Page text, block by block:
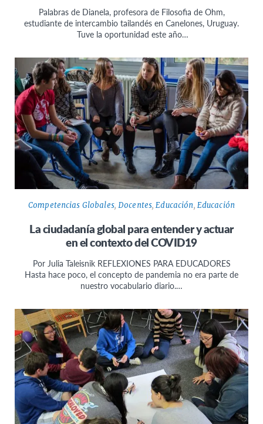
Palabras de Dianela, profesora de Filosofia de Ohm,
estudiante de intercambio tailandés en Canelones, Uruguay.
Tuve la oportunidad este año…
Competencias Globales,Docentes,Educación, Educación
La ciudadanía global para entender y actuar
en el contexto del COVID19
Por Julia Taleisnik REFLEXIONES PARA EDUCADORES
Hasta hace poco, el concepto de pandemia no era parte de
nuestro vocabulario diario.…